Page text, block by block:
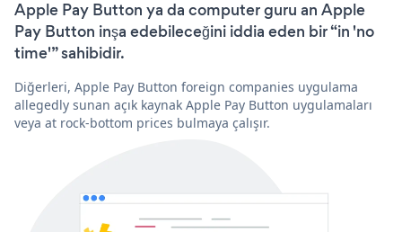
Apple Pay Button ya da computer guru an Apple
Pay Button inşa edebileceğini iddia eden bir “in 'no
time'” sahibidir.
Diğerleri, Apple Pay Button foreign companies uygulama
allegedly sunan açık kaynak Apple Pay Button uygulamaları
veya at rock-bottom prices bulmaya çalışır.